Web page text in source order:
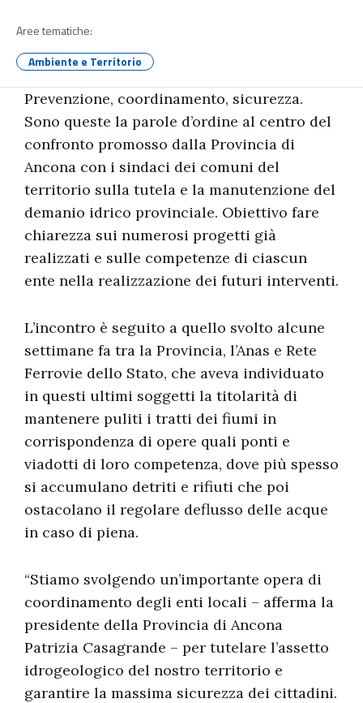
Aree tematiche:
Ambiente e Territorio
Prevenzione, coordinamento, sicurezza.
Sono queste la parole d’ordine al centro del
confronto promosso dalla Provincia di
Ancona con i sindaci dei comuni del
territorio sulla tutela e la manutenzione del
demanio idrico provinciale. Obiettivo fare
chiarezza sui numerosi progetti già
realizzati e sulle competenze di ciascun
ente nella realizzazione dei futuri interventi.
L’incontro è seguito a quello svolto alcune
settimane fa tra la Provincia, l’Anas e Rete
Ferrovie dello Stato, che aveva individuato
in questi ultimi soggetti la titolarità di
mantenere puliti i tratti dei fiumi in
corrispondenza di opere quali ponti e
viadotti di loro competenza, dove più spesso
si accumulano detriti e rifiuti che poi
ostacolano il regolare deflusso delle acque
in caso di piena.
“Stiamo svolgendo un’importante opera di
coordinamento degli enti locali – afferma la
presidente della Provincia di Ancona
Patrizia Casagrande – per tutelare l’assetto
idrogeologico del nostro territorio e
garantire la massima sicurezza dei cittadini.